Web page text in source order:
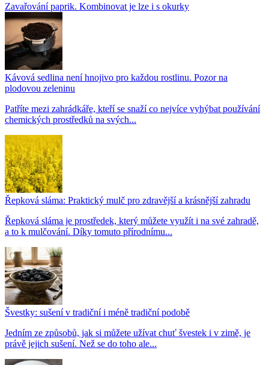
Zavařování paprik. Kombinovat je lze i s okurky
Kávová sedlina není hnojivo pro každou rostlinu. Pozor na
plodovou zeleninu
Patříte mezi zahrádkáře, kteří se snaží co nejvíce vyhýbat používání
chemických prostředků na svých...
Řepková sláma: Praktický mulč pro zdravější a krásnější zahradu
Řepková sláma je prostředek, který můžete využít i na své zahradě,
a to k mulčování. Díky tomuto přírodnímu...
Švestky: sušení v tradiční i méně tradiční podobě
Jedním ze způsobů, jak si můžete užívat chuť švestek i v zimě, je
právě jejich sušení. Než se do toho ale...